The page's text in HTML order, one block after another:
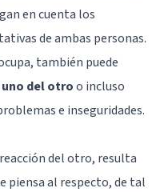
en cuenta los
de ambas personas.
también puede
del otroo incluso
e inseguridades.
del otro, resulta
piensa al respecto, de tal